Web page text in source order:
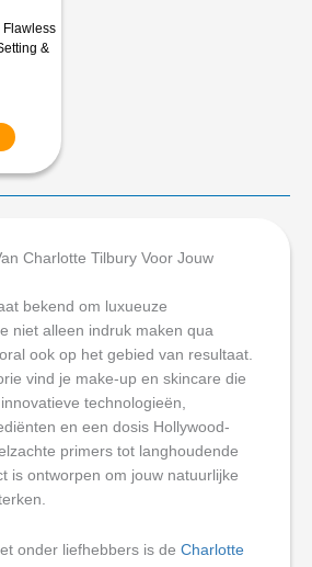
Flawless
&
Charlotte Tilbury Voor Jouw
bekend om luxueuze
niet alleen indruk maken qua
ook op het gebied van resultaat.
vind je make-up en skincare die
technologieën,
en een dosis Hollywood-
primers tot langhoudende
is ontworpen om jouw natuurlijke
onder liefhebbers is de Charlotte